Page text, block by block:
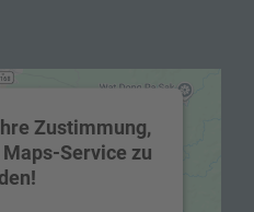
Zustimmung,
Service zu